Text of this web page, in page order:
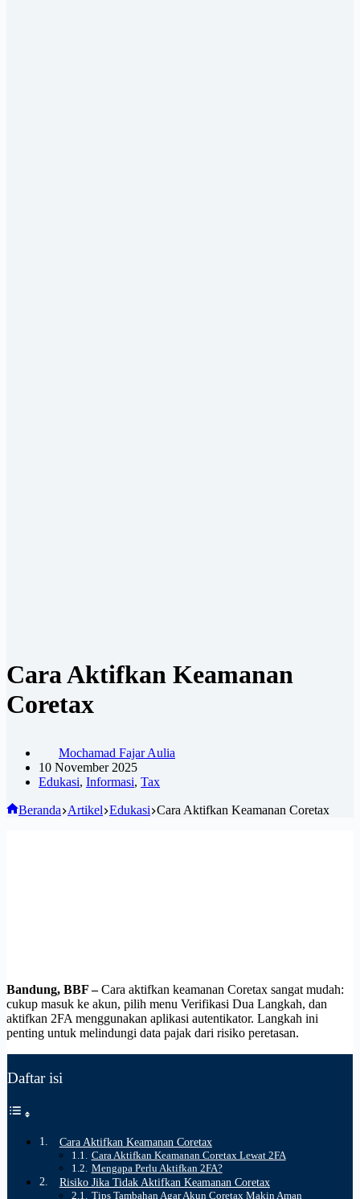
Cara Aktifkan Keamanan
Coretax
Mochamad Fajar Aulia
10 November 2025
Edukasi, Informasi, Tax
Beranda Artikel Edukasi Cara Aktifkan Keamanan Coretax
Bandung, BBF –Cara aktifkan keamanan Coretax sangat mudah:
cukup masuk ke akun, pilih menu Verifikasi Dua Langkah, dan
aktifkan 2FA menggunakan aplikasi autentikator. Langkah ini
penting untuk melindungi data pajak dari risiko peretasan.
Daftar isi
Cara Aktifkan Keamanan Coretax
Cara Aktifkan Keamanan Coretax Lewat 2FA
Mengapa Perlu Aktifkan 2FA?
Risiko Jika Tidak Aktifkan Keamanan Coretax
Tips Tambahan Agar Akun Coretax Makin Aman